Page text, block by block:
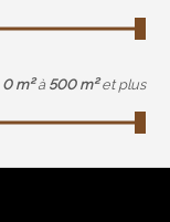
0 m² à 500 m² et plus